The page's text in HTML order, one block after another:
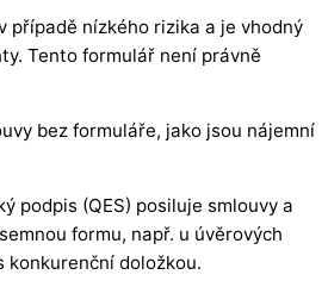
případě nízkého rizika a je vhodný
Tento formulář není právně
bez formuláře, jako jsou nájemní
podpis (QES) posiluje smlouvy a
formu, např. u úvěrových
konkurenční doložkou.